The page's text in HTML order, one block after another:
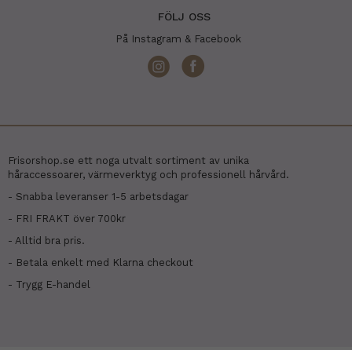
FÖLJ OSS
På Instagram & Facebook
Frisorshop.se ett noga utvalt sortiment av unika
håraccessoarer, värmeverktyg och professionell hårvård.
- Snabba leveranser 1-5 arbetsdagar
- FRI FRAKT över 700kr
- Alltid bra pris.
- Betala enkelt med Klarna checkout
- Trygg E-handel